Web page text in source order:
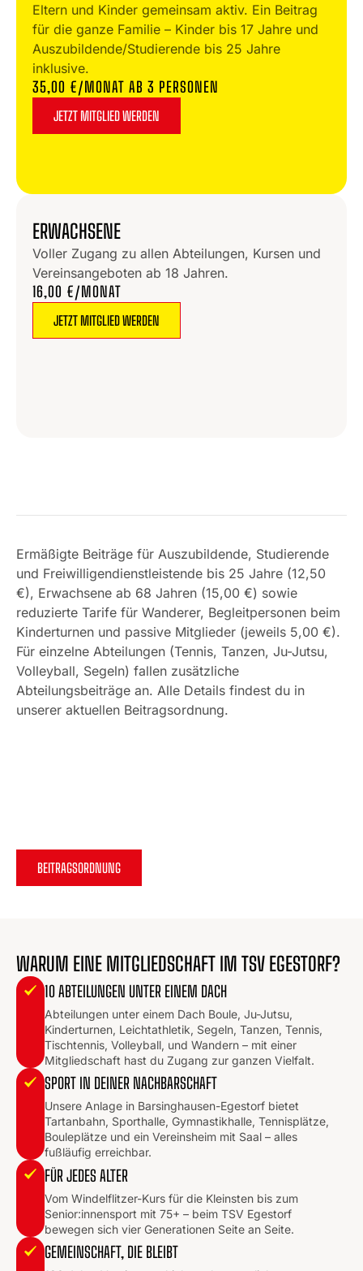
Eltern und Kinder gemeinsam aktiv. Ein Beitrag
für die ganze Familie – Kinder bis 17 Jahre und
Auszubildende/Studierende bis 25 Jahre
inklusive.
35,00 €/MONAT AB 3 PERSONEN
JETZT MITGLIED WERDEN
ERWACHSENE
Voller Zugang zu allen Abteilungen, Kursen und
Vereinsangeboten ab 18 Jahren.
16,00 €/MONAT
JETZT MITGLIED WERDEN
Ermäßigte Beiträge für Auszubildende, Studierende
und Freiwilligendienstleistende bis 25 Jahre (12,50
€), Erwachsene ab 68 Jahren (15,00 €) sowie
reduzierte Tarife für Wanderer, Begleitpersonen beim
Kinderturnen und passive Mitglieder (jeweils 5,00 €).
Für einzelne Abteilungen (Tennis, Tanzen, Ju-Jutsu,
Volleyball, Segeln) fallen zusätzliche
Abteilungsbeiträge an. Alle Details findest du in
unserer aktuellen Beitragsordnung.
BEITRAGSORDNUNG
WARUM EINE MITGLIEDSCHAFT IM TSV EGESTORF?
10 ABTEILUNGEN UNTER EINEM DACH
Abteilungen unter einem Dach Boule, Ju-Jutsu,
Kinderturnen, Leichtathletik, Segeln, Tanzen, Tennis,
Tischtennis, Volleyball, und Wandern – mit einer
Mitgliedschaft hast du Zugang zur ganzen Vielfalt.
SPORT IN DEINER NACHBARSCHAFT
Unsere Anlage in Barsinghausen-Egestorf bietet
Tartanbahn, Sporthalle, Gymnastikhalle, Tennisplätze,
Bouleplätze und ein Vereinsheim mit Saal – alles
fußläufig erreichbar.
FÜR JEDES ALTER
Vom Windelflitzer-Kurs für die Kleinsten bis zum
Senior:innensport mit 75+ – beim TSV Egestorf
bewegen sich vier Generationen Seite an Seite.
GEMEINSCHAFT, DIE BLEIBT